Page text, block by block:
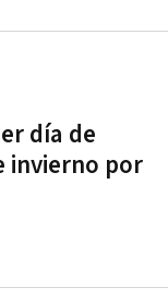
día de
invierno por